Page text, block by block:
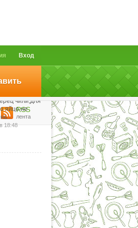
Вход
RSS
лента
22:23
салат лет
чили,для
яйцо не
18:48